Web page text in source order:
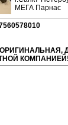
МЕГА Парнас
КОМПАНИЕЙ!